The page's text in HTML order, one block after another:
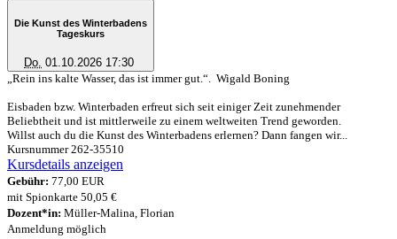
Die Kunst des Winterbadens
Tageskurs
Do. 01.10.2026 17:30
„Rein ins kalte Wasser, das ist immer gut.“. Wigald Boning
Eisbaden bzw. Winterbaden erfreut sich seit einiger Zeit zunehmender
Beliebtheit und ist mittlerweile zu einem weltweiten Trend geworden.
Willst auch du die Kunst des Winterbadens erlernen? Dann fangen wir...
Kursnummer 262-35510
Kursdetails anzeigen
Gebühr: 77,00 EUR
mit Spionkarte 50,05 €
Dozent*in: Müller-Malina, Florian
Anmeldung möglich